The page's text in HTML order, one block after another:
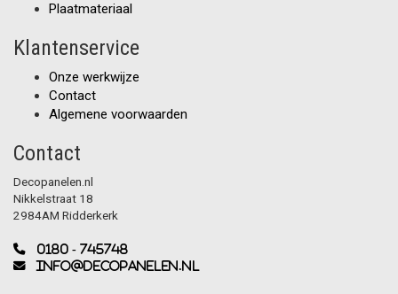
Plaatmateriaal
Klantenservice
Onze werkwijze
Contact
Algemene voorwaarden
Contact
Decopanelen.nl
Nikkelstraat 18
2984AM Ridderkerk
0180 - 745748
info@decopanelen.nl